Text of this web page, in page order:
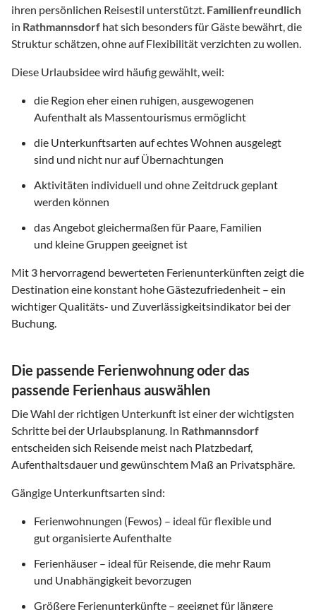
ihren persönlichen Reisestil unterstützt. Familienfreundlich
in Rathmannsdorf hat sich besonders für Gäste bewährt, die
Struktur schätzen, ohne auf Flexibilität verzichten zu wollen.
Diese Urlaubsidee wird häufig gewählt, weil:
die Region eher einen ruhigen, ausgewogenen
Aufenthalt als Massentourismus ermöglicht
die Unterkunftsarten auf echtes Wohnen ausgelegt
sind und nicht nur auf Übernachtungen
Aktivitäten individuell und ohne Zeitdruck geplant
werden können
das Angebot gleichermaßen für Paare, Familien
und kleine Gruppen geeignet ist
Mit 3 hervorragend bewerteten Ferienunterkünften zeigt die
Destination eine konstant hohe Gästezufriedenheit – ein
wichtiger Qualitäts- und Zuverlässigkeitsindikator bei der
Buchung.
Die passende Ferienwohnung oder das
passende Ferienhaus auswählen
Die Wahl der richtigen Unterkunft ist einer der wichtigsten
Schritte bei der Urlaubsplanung. In Rathmannsdorf
entscheiden sich Reisende meist nach Platzbedarf,
Aufenthaltsdauer und gewünschtem Maß an Privatsphäre.
Gängige Unterkunftsarten sind:
Ferienwohnungen (Fewos) – ideal für flexible und
gut organisierte Aufenthalte
Ferienhäuser – ideal für Reisende, die mehr Raum
und Unabhängigkeit bevorzugen
Größere Ferienunterkünfte – geeignet für längere